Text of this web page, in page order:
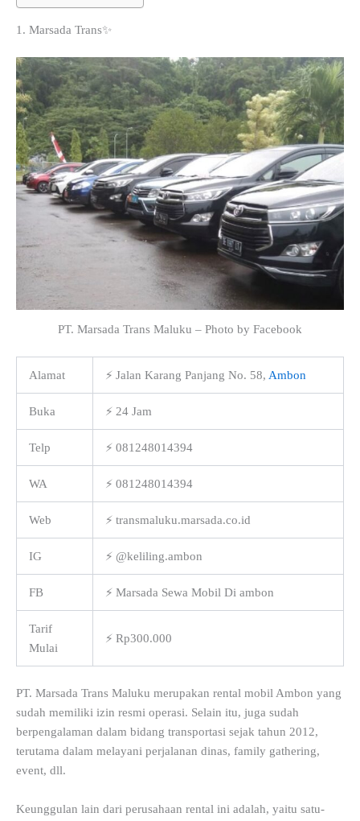
1. Marsada Trans✨
PT. Marsada Trans Maluku – Photo by Facebook
Alamat ⚡ Jalan Karang Panjang No. 58, Ambon
Buka ⚡ 24 Jam
Telp ⚡ 081248014394
WA ⚡ 081248014394
Web ⚡ transmaluku.marsada.co.id
IG ⚡ @keliling.ambon
FB ⚡ Marsada Sewa Mobil Di ambon
Tarif
Mulai
⚡ Rp300.000
PT. Marsada Trans Maluku merupakan rental mobil Ambon yang
sudah memiliki izin resmi operasi. Selain itu, juga sudah
berpengalaman dalam bidang transportasi sejak tahun 2012,
terutama dalam melayani perjalanan dinas, family gathering,
event, dll.
Keunggulan lain dari perusahaan rental ini adalah, yaitu satu-